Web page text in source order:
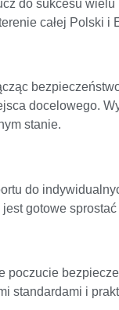
do sukcesu wielu
całej Polski i
docelowego.
stanie.
do
gotowe
standardami i